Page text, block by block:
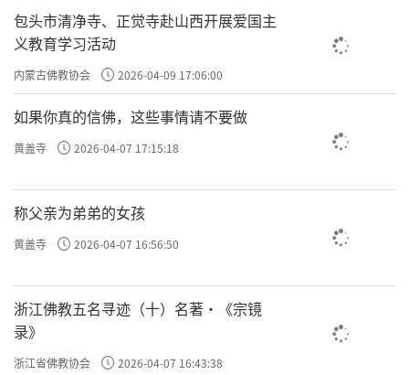
包头市清净寺、正觉寺赴山西开展爱国主
义教育学习活动
内蒙古佛教协会 2026-04-09 17:06:00
如果你真的信佛，这些事情请不要做
黄盖寺 2026-04-07 17:15:18
称父亲为弟弟的女孩
黄盖寺 2026-04-07 16:56:50
浙江佛教五名寻迹（十）名著·《宗镜
录》
浙江省佛教协会 2026-04-07 16:43:38